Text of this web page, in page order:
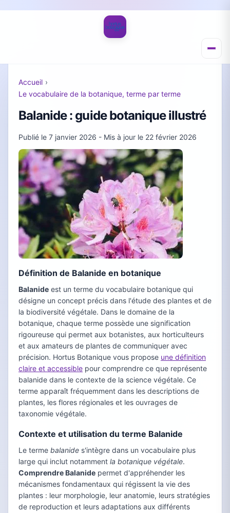
Accueil ›
Le vocabulaire de la botanique, terme par terme
Balanide : guide botanique illustré
Publié le 7 janvier 2026 - Mis à jour le 22 février 2026
Définition de Balanide en botanique
Balanide est un terme du vocabulaire botanique qui
désigne un concept précis dans l'étude des plantes et de
la biodiversité végétale. Dans le domaine de la
botanique, chaque terme possède une signification
rigoureuse qui permet aux botanistes, aux horticulteurs
et aux amateurs de plantes de communiquer avec
précision. Hortus Botanique vous propose une définition
claire et accessible pour comprendre ce que représente
balanide dans le contexte de la science végétale. Ce
terme apparaît fréquemment dans les descriptions de
plantes, les flores régionales et les ouvrages de
taxonomie végétale.
Contexte et utilisation du terme Balanide
Le terme balanide s'intègre dans un vocabulaire plus
large qui inclut notamment la botanique végétale.
Comprendre Balanide permet d'appréhender les
mécanismes fondamentaux qui régissent la vie des
plantes : leur morphologie, leur anatomie, leurs stratégies
de reproduction et leurs adaptations aux différents